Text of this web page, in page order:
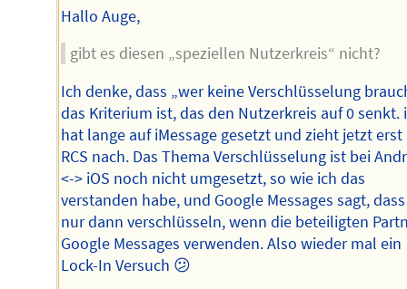
Hallo Auge,
gibt es diesen „speziellen Nutzerkreis“ nicht?
Ich denke, dass „wer keine Verschlüsselung
das Kriterium ist, das den Nutzerkreis auf 0 senkt.
hat lange auf iMessage gesetzt und zieht jetzt erst
RCS nach. Das Thema Verschlüsselung ist bei
<-> iOS noch nicht umgesetzt, so wie ich das
verstanden habe, und Google Messages sagt,
nur dann verschlüsseln, wenn die beteiligten
Google Messages verwenden. Also wieder mal ein
Lock-In Versuch 😕